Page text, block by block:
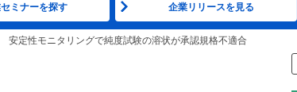
ミナーを探す 企業リリースを見る
定性モニタリングで純度試験の溶状が承認規格不適合